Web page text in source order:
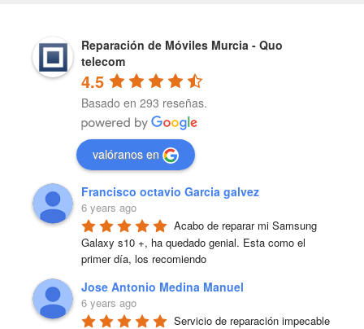
Reparación de Móviles Murcia - Quo
telecom
4.5
Basado en 293 reseñas.
valóranos en
Francisco octavio Garcia galvez
6 years ago
Acabo de reparar mi Samsung
Galaxy s10 +, ha quedado genial. Esta como el
primer día, los recomiendo
Jose Antonio Medina Manuel
6 years ago
Servicio de reparación impecable